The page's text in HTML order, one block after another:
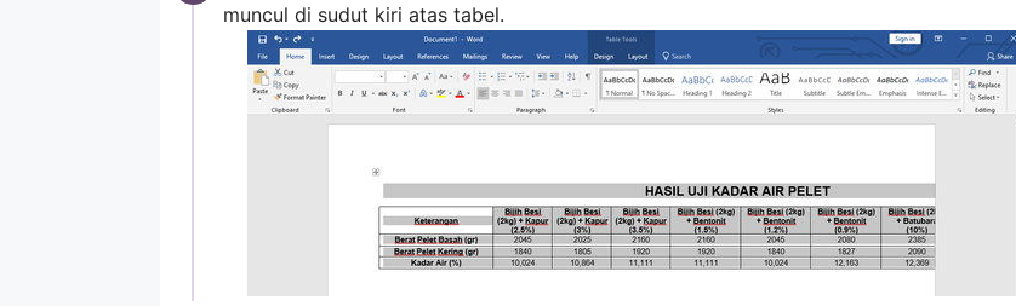
muncul di sudut kiri atas tabel.